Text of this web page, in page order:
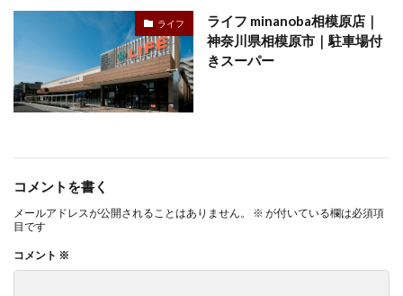
ライフ
ライフ minanoba相模原店｜
神奈川県相模原市｜駐車場付
きスーパー
コメントを書く
メールアドレスが公開されることはありません。 ※ が付いている欄は必須項
目です
コメント ※